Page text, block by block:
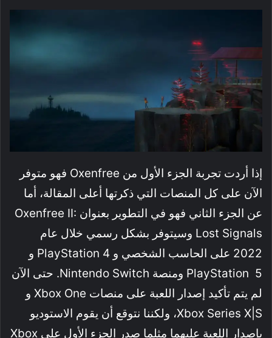
إذا أردت تجربة الجزء الأول من Oxenfree فهو متوفر
الآن على كل المنصات التي ذكرتها أعلى المقالة، أما
عن الجزء الثاني فهو في التطوير بعنوان Oxenfree II:
Lost Signals وسيتوفر بشكل رسمي خلال عام
2022 على الحاسب الشخصي و PlayStation 4 و
PlayStation 5 ومنصة Nintendo Switch. حتى الآن
لم يتم تأكيد إصدار اللعبة على منصات Xbox One و
Xbox Series X|S، ولكننا نتوقع أن يقوم الاستوديو
بإصدار اللعبة عليهما مثلما صدر الجزء الأول على Xbox